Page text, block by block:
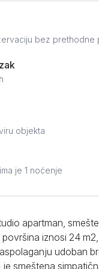
bez prethodne
objekta
je 1 noćenje
apartman,
iznosi 24
udoban
smeštena